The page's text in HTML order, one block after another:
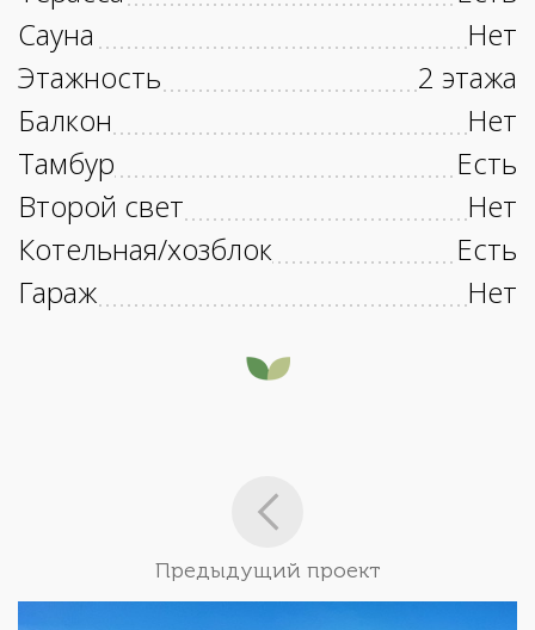
Сауна
Нет
Этажность
2 этажа
Балкон
Нет
Тамбур
Есть
Второй свет
Нет
Котельная/хозблок
Есть
Гараж
Нет
Предыдущий проект